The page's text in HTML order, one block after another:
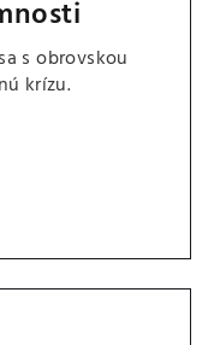
s obrovskou
krízu.